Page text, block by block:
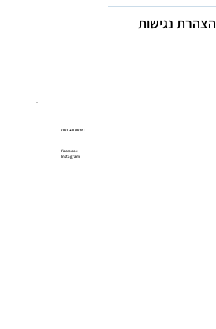
הצהרת נגישות
רשתות חברתיות
Facebook
Instagram